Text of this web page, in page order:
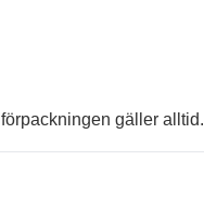
gäller alltid.